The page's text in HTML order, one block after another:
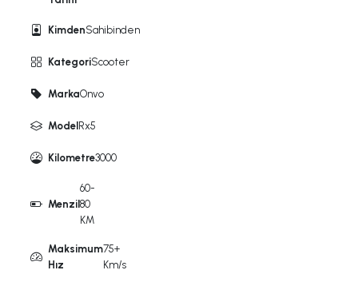
KimdenSahibinden
KategoriScooter
MarkaOnvo
Model Rx5
Kilometre3000
Menzil
60-
80
KM
Maksimum
Hız
75+
Km/s